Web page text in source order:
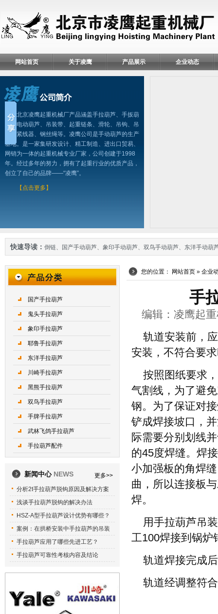
网站首页 关于凌鹰 产品展示 企业动态
北京凌鹰起重机械厂产品涵盖手拉葫芦、手扳葫
芦、电动葫芦、吊装带、起重链条、滑轮、吊钩、吊
具、紧线器、钢丝绳等。凌鹰公司是手动葫芦的生产
基地。是一家集研发设计、精工制造、进出口贸易、
网销为一体的起重机械专业厂家，公司创建于1998
年。经过多年的努力，拥有了起重行业的优质产品，
创立了自己的品牌——“凌鹰”。
【点击更多】
快速导读： 倒链、 国产手动葫芦、 象印手动葫芦、 双鸟手动葫芦、 东洋手动葫
您的位置： 网站首页 » 企业
手
编辑：凌鹰起
轨道安装前，
安装，不符合要
按照图纸要求
气割线，为了避
钢。为了保证对
铲成焊接坡口，
际需要分别划线
的45度焊缝。焊
小加强板的角焊
曲，所以连接板
焊。
用手拉葫芦吊
工100焊接到锅炉
轨道焊接完成
轨道经调整符
国产手拉葫芦
鬼头手拉葫芦
象印手拉葫芦
耶鲁手拉葫芦
东洋手拉葫芦
川崎手拉葫芦
黑熊手拉葫芦
双鸟手拉葫芦
手牌手拉葫芦
武林飞鸽手拉葫芦
手拉葫芦配件
新闻中心 NEWS
更多>>
分析2t手拉葫芦脱钩原因及解决方案
浅谈手拉葫芦脱钩的解决办法
HSZ-A型手拉葫芦设计优势有哪些？
案例：在拱桥安装中手拉葫芦的吊装
手拉葫芦应用了哪些先进工艺？
手拉葫芦可靠性考核内容及结论